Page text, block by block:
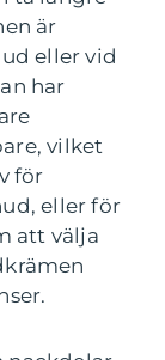
är
eller vid
har
vilket
för
eller för
att välja